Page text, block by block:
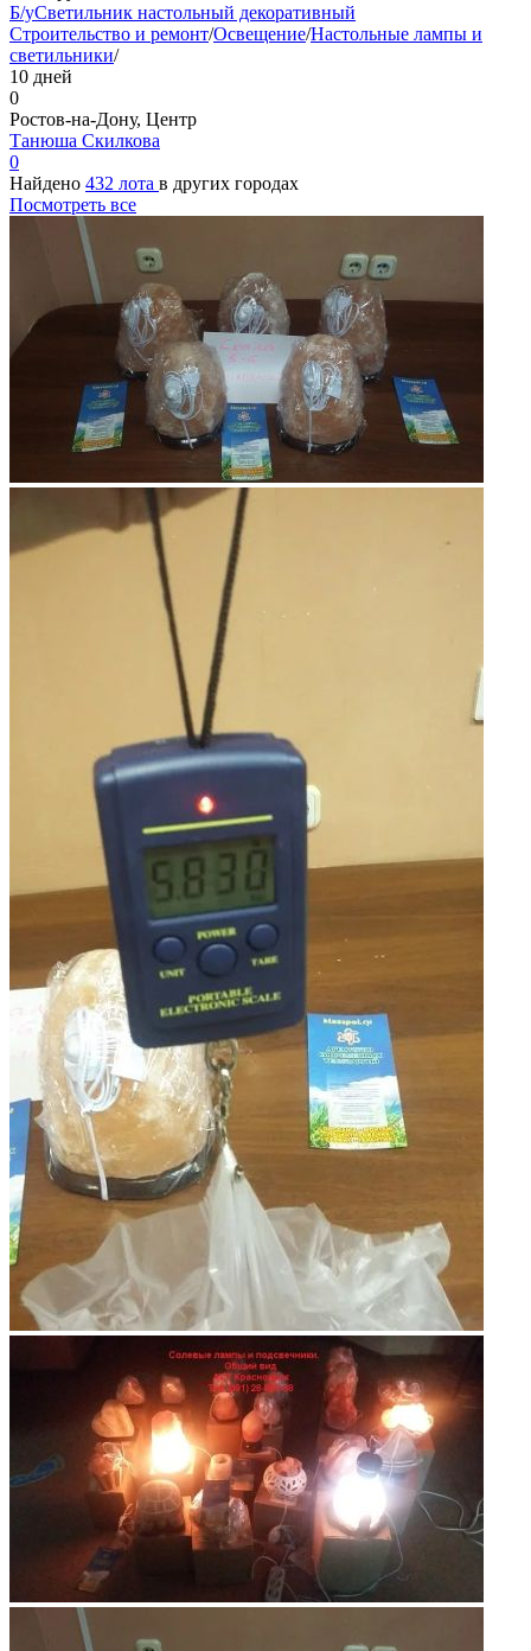
Б/уСветильник настольный декоративный
Строительство и ремонт/Освещение/Настольные лампы и
светильники/
10 дней
0
Ростов-на-Дону, Центр
Танюша Скилкова
0
Найдено 432 лота в других городах
Посмотреть все